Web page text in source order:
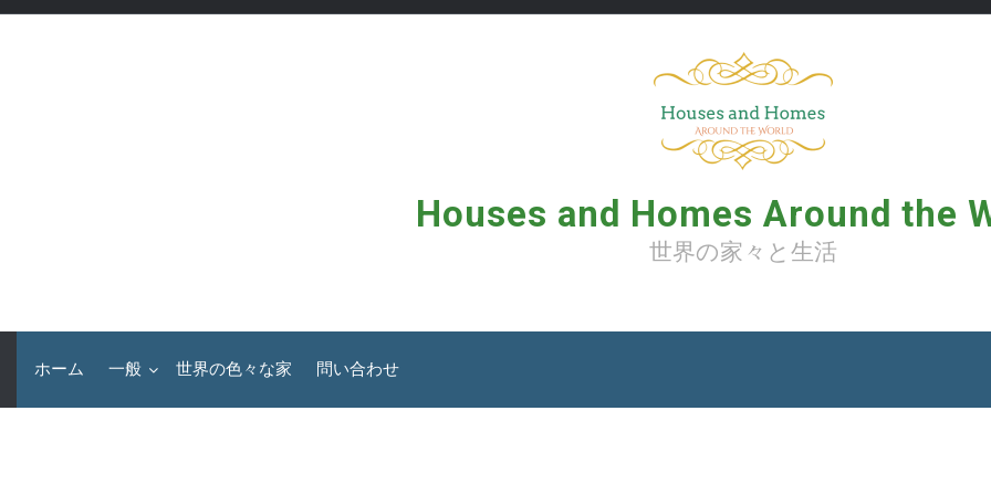
コ
Houses and Homes Around the
世界の家々と生活
ホーム 一般 世界の色々な家 問い合わせ